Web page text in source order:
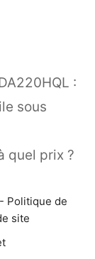
:
sous
quel prix ?
- Politique de
site